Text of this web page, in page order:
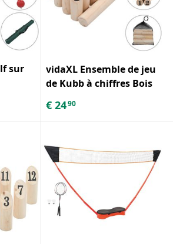
sur
vidaXL Ensemble de jeu
de Kubb à chiffres Bois
€ 2490